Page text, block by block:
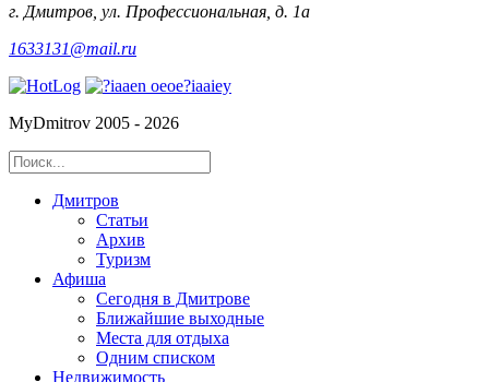
г. Дмитров, ул. Профессиональная, д. 1а
1633131@mail.ru
MyDmitrov 2005 - 2026
Дмитров
Статьи
Архив
Туризм
Афиша
Сегодня в Дмитрове
Ближайшие выходные
Места для отдыха
Одним списком
Недвижимость